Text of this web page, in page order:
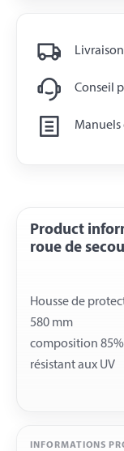
Conseil
Product
roue de
Housse de
580 mm
composition 85%
INFORMATIONS